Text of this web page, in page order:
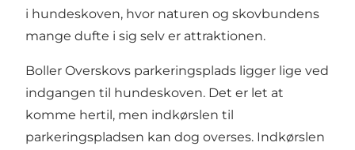
i hundeskoven, hvor naturen og skovbundens
mange dufte i sig selv er attraktionen.
Boller Overskovs parkeringsplads ligger lige ved
indgangen til hundeskoven. Det er let at
komme hertil, men indkørslen til
parkeringspladsen kan dog overses. Indkørslen